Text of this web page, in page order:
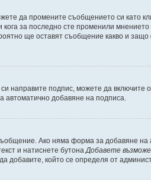
да промените съобщението си като
за последно сте променили
ще оставят съобщение какво и
направите подпис, можете да включите
добавяне на подписа.
Ако няма форма за добавяне на
и натиснете бутона Добавете
добавите, който се определя от